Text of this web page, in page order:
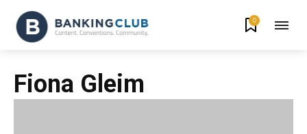
0
Fiona Gleim